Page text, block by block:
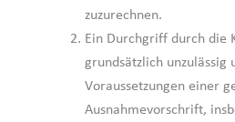
zuzurechnen.
Ein Durchgriff durch die
grundsätzlich
Voraussetzungen einer
Ausnahmevorschrift,